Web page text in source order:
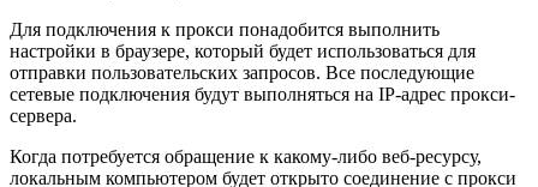
Для подключения к прокси понадобится выполнить
настройки в браузере, который будет использоваться для
отправки пользовательских запросов. Все последующие
сетевые подключения будут выполняться на IP-адрес прокси-
сервера.
Когда потребуется обращение к какому-либо веб-ресурсу,
локальным компьютером будет открыто соединение с прокси